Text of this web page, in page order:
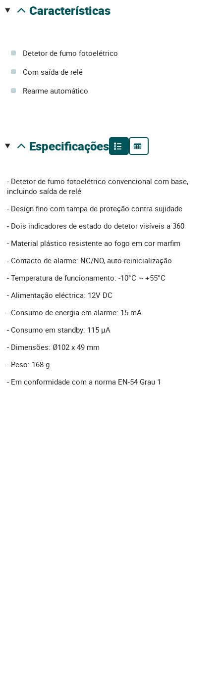
características
Detetor de fumo fotoelétrico
Com saída de relé
Rearme automático
especificações
- Detetor de fumo fotoelétrico convencional com base,
incluindo saída de relé
- Design fino com tampa de proteção contra sujidade
- Dois indicadores de estado do detetor visíveis a 360
- Material plástico resistente ao fogo em cor marfim
- Contacto de alarme: NC/NO, auto-reinicialização
- Temperatura de funcionamento: -10°C ~ +55°C
- Alimentação eléctrica: 12V DC
- Consumo de energia em alarme: 15 mA
- Consumo em standby: 115 µA
- Dimensões: Ø102 x 49 mm
- Peso: 168 g
- Em conformidade com a norma EN-54 Grau 1